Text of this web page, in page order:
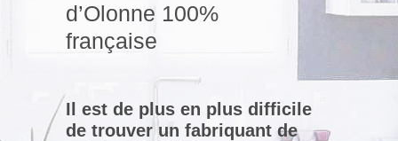
d’Olonne 100%
française
Il est de plus en plus difficile
de trouver un fabriquant de